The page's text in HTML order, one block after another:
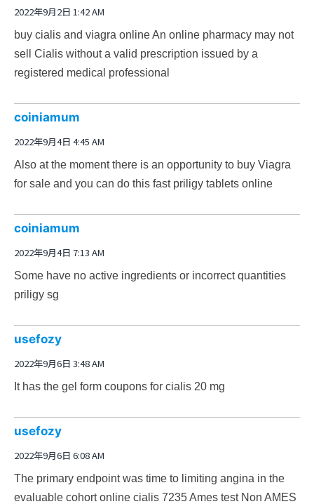
2022年9月2日 1:42 AM
buy cialis and viagra onlineAn online pharmacy may not
sell Cialis without a valid prescription issued by a
registered medical professional
coiniamum
2022年9月4日 4:45 AM
Also at the moment there is an opportunity to buy Viagra
for sale and you can do this fast priligy tablets online
coiniamum
2022年9月4日 7:13 AM
Some have no active ingredients or incorrect quantities
priligy sg
usefozy
2022年9月6日 3:48 AM
It has the gel form coupons for cialis 20 mg
usefozy
2022年9月6日 6:08 AM
The primary endpoint was time to limiting angina in the
evaluable cohortonline cialis 7235 Ames test Non AMES